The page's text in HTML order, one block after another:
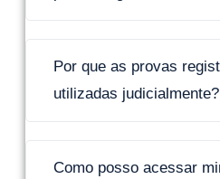
Por que as provas
utilizadas judicialmente?
Como posso acessar